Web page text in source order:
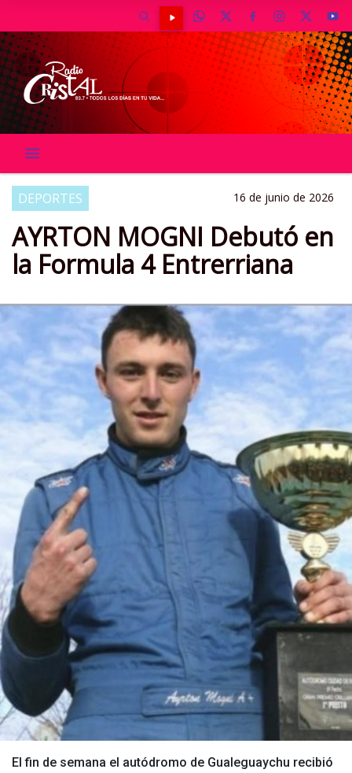
DEPORTES 16 de junio de 2026
AYRTON MOGNI Debutó en
la Formula 4 Entrerriana
El fin de semana el autódromo de Gualeguaychu recibió